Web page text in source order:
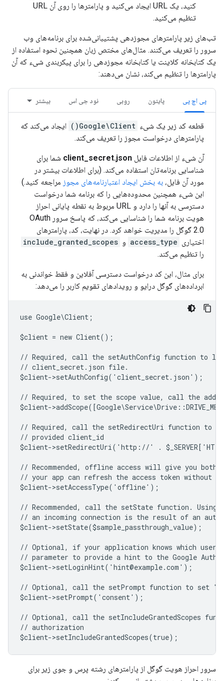
کنید، یک URL ایجاد می‌کنید و پارامترها را روی آن URL
تنظیم می‌کنید.
تب‌های زیر پارامترهای مجوزدهی پشتیبانی‌شده برای برنامه‌های وب
سرور را تعریف می‌کنند. مثال‌های مختص زبان همچنین نحوه استفاده از
یک کتابخانه کلاینت یا کتابخانه مجوزدهی را برای پیکربندی شیء که آن
پارامترها را تنظیم می‌کند، نشان می‌دهند:
پی اچ پی پایتون روبی نود جی اس بیشتر
قطعه کد زیر یک شیء Google\Client()
ایجاد می‌کند که
پارامترهای درخواست مجوز را تعریف می‌کند.
آن شیء از اطلاعات فایل client_secret.json شما برای
شناسایی برنامه‌تان استفاده می‌کند. (برای اطلاعات بیشتر در
مورد آن فایل، به بخش ایجاد اعتبارنامه‌های مجوز مراجعه کنید.)
این شیء همچنین محدوده‌هایی را که برنامه شما درخواست
دسترسی به آنها را دارد و URL مربوط به نقطه پایانی احراز
هویت برنامه شما را شناسایی می‌کند، که پاسخ سرور OAuth
2.0 گوگل را مدیریت خواهد کرد. در نهایت، کد، پارامترهای
اختیاری access_type و include_granted_scopes
را تنظیم می‌کند.
برای مثال، این کد درخواست دسترسی آفلاین و فقط خواندنی به
ابرداده‌های گوگل درایو و رویدادهای تقویم کاربر را می‌دهد:
use Google\Client;
$client = new Client();
// Required, call the setAuthConfig function to
// client_secret.json file.
$client->setAuthConfig('client_secret.json');
// Required, to set the scope value, call the
$client-
// Required, call the setRedirectUri function to
// provided client_id
$client->setRedirectUri('http://' .
// Recommended, offline access will give you both
// your app can refresh the access token without
$client->setAccessType('offline');
// Recommended, call the setState function.
// an incoming connection is the result of an
$client->setState($sample_passthrough_value);
// Optional, if your application knows which
// parameter to provide a hint to the Google
$client->setLoginHint('hint@example.com');
// Optional, call the setPrompt function to set
$client->setPrompt('consent');
// Optional, call the setIncludeGrantedScopes
// authorization
$client->setIncludeGrantedScopes(true);
سرور احراز هویت گوگل از پارامترهای رشته پرس و جوی زیر برای